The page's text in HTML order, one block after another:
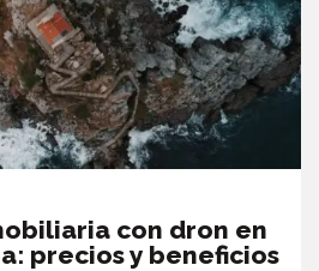
con dron en
precios y beneficios